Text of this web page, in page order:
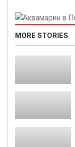
MORE STORIES